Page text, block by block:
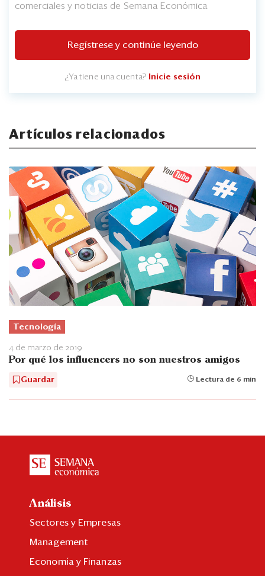
comerciales y noticias de Semana Económica
Regístrese y continúe leyendo
¿Ya tiene una cuenta? Inicie sesión
Artículos relacionados
Tecnología
4 de marzo de 2019
Por qué los influencers no son nuestros amigos
Guardar Lectura de 6 min
Análisis
Sectores y Empresas
Management
Economía y Finanzas